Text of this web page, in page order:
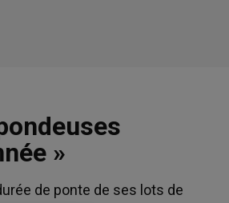
»
de ponte de ses lots de